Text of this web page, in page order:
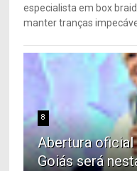
especialista em box
manter tranças
8
Abertura oficial
Goiás será